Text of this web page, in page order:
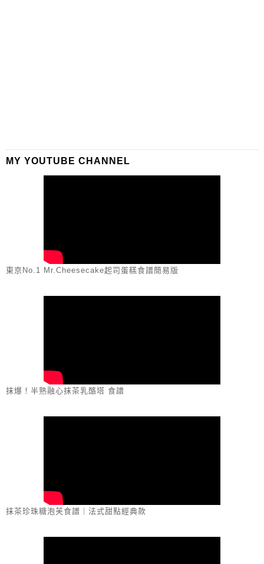
MY YOUTUBE CHANNEL
東京No.1 Mr.Cheesecake起司蛋糕食譜簡易版
抹爆！半熟融心抹茶乳酪塔 食譜
抹茶珍珠糖泡芙食譜｜法式甜點經典款